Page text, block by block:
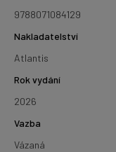
9788071084129
Nakladatelství
Atlantis
Rok vydání
2026
Vazba
Vázaná